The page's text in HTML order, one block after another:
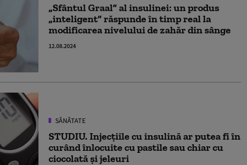
„Sfântul Graal” al insulinei: un produs
„inteligent” răspunde în timp real la
modificarea nivelului de zahăr din sânge
12.08.2024
SĂNĂTATE
STUDIU. Injecțiile cu insulină ar putea fi în
curând înlocuite cu pastile sau chiar cu
ciocolată și jeleuri